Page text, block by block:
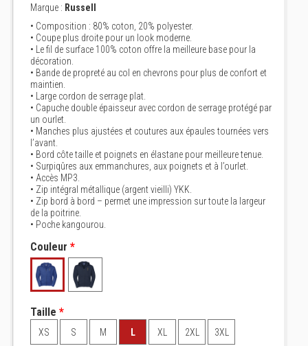
Marque : Russell
• Composition : 80% coton, 20% polyester.
• Coupe plus droite pour un look moderne.
• Le fil de surface 100% coton offre la meilleure base pour la
décoration.
• Bande de propreté au col en chevrons pour plus de confort et
maintien.
• Large cordon de serrage plat.
• Capuche double épaisseur avec cordon de serrage protégé par
un ourlet.
• Manches plus ajustées et coutures aux épaules tournées vers
l’avant.
• Bord côte taille et poignets en élastane pour meilleure tenue.
• Surpiqûres aux emmanchures, aux poignets et à l’ourlet.
• Accès MP3.
• Zip intégral métallique (argent vieilli) YKK.
• Zip bord à bord – permet une impression sur toute la largeur
de la poitrine.
• Poche kangourou.
Couleur *
Taille *
XS S M L XL 2XL
3XL